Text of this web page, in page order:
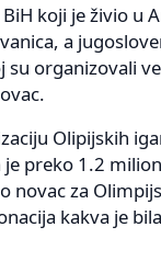
koji je živio u
a
su organizovali
Olipijskih
preko 1.2
novac za
kakva je